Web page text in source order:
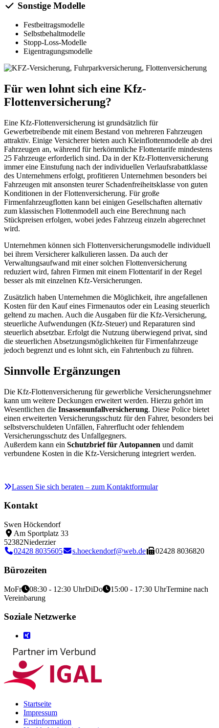
Sonstige Modelle
Festbeitragsmodelle
Selbstbehaltmodelle
Stopp-Loss-Modelle
Eigentragungsmodelle
Für wen lohnt sich eine Kfz-
Flottenversicherung?
Eine Kfz-Flottenversicherung ist grundsätzlich für
Gewerbetreibende mit einem Bestand von mehreren Fahrzeugen
attraktiv. Einige Versicherer bieten auch Kleinflottenmodelle ab drei
Fahrzeugen an, während für herkömmliche Flottentarife mindestens
25 Fahrzeuge erforderlich sind. Da in der Kfz-Flottenversicherung
immer eine Einstufung nach der individuellen Verlaufsrabattklasse
des Unternehmens erfolgt, profitieren Unternehmen besonders bei
Fahrzeugen mit ansonsten teurer Schadenfreiheitsklasse von guten
Konditionen in der Flottenversicherung. Für große
Firmenfahrzeugflotten kann bei einigen Gesellschaften alternativ
zum klassischen Flottenmodell auch eine Berechnung nach
Stückpreisen erfolgen, wobei jedes Fahrzeug einzeln abgerechnet
wird.
Unternehmen können sich Flottenversicherungsmodelle individuell
bei ihrem Versicherer kalkulieren lassen. Da auch der
Verwaltungsaufwand mit einer solchen Flottenversicherung
reduziert wird, fahren Firmen mit einem Flottentarif in der Regel
besser als mit einzelnen Kfz-Versicherungen.
Zusätzlich haben Unternehmen die Möglichkeit, ihre angefallenen
Kosten für den Kauf eines Firmenautos oder ein Leasing steuerlich
geltend zu machen. Auch die Ausgaben für die Kfz-Versicherung,
steuerliche Aufwendungen (Kfz-Steuer) und Reparaturen sind
steuerlich absetzbar. Erfolgt die Nutzung überwiegend privat, sind
die steuerlichen Absetzungsmöglichkeiten für Firmenfahrzeuge
jedoch begrenzt und es lohnt sich, ein Fahrtenbuch zu führen.
Sinnvolle Ergänzungen
Die Kfz-Flottenversicherung für gewerbliche Versicherungsnehmer
kann um weitere Deckungen erweitert werden. Hierzu gehört im
Wesentlichen die Insassenunfallversicherung. Diese Police bietet
einen erweiterten Versicherungsschutz für den Fahrer, besonders bei
selbstverschuldeten Unfällen, Fahrerflucht oder fehlendem
Versicherungsschutz des Unfallgegners.
Außerdem kann ein Schutzbrief für Autopannen und damit
verbundene Kosten in die Kfz-Versicherung integriert werden.
Lassen Sie sich beraten – zum Kontaktformular
Kontakt
Swen Höckendorf
Am Sportplatz 33
52382Niederzier
02428 8035605
s.hoeckendorf@web.de 02428 8036820
Bürozeiten
MoFr 08:30 - 12:30 UhrDiDo 15:00 - 17:30 UhrTermine nach
Vereinbarung
Soziale Netzwerke
Startseite
Impressum
Erstinformation